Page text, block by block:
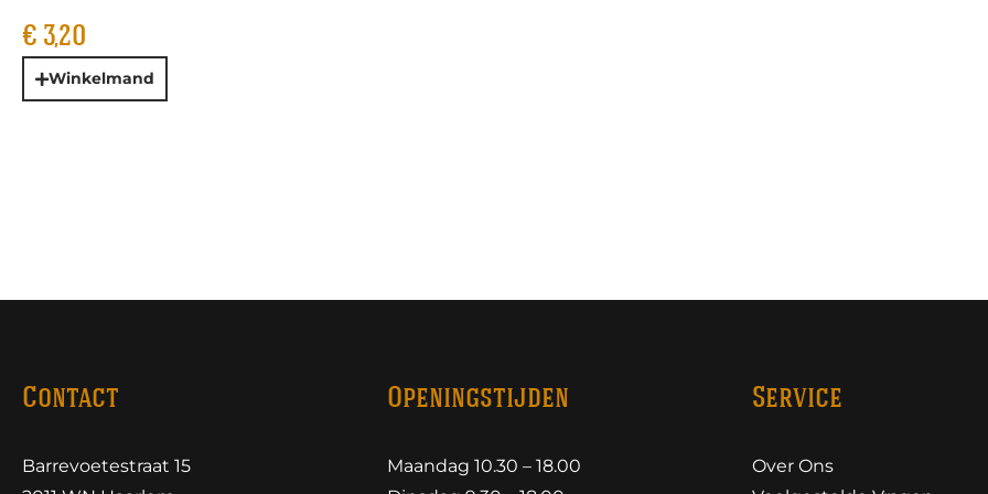
€ 3,20
Winkelmand
Contact
Barrevoetestraat 15
Openingstijden
Maandag 10.30 – 18.00
Service
Over Ons